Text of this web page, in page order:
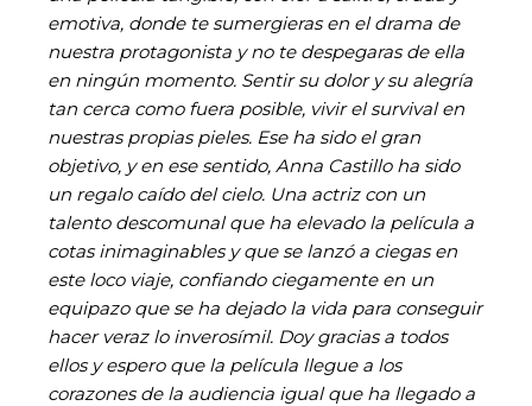
emotiva, donde te sumergieras en el drama de
nuestra protagonista y no te despegaras de ella
en ningún momento. Sentir su dolor y su alegría
tan cerca como fuera posible, vivir el survival en
nuestras propias pieles. Ese ha sido el gran
objetivo, y en ese sentido, Anna Castillo ha sido
un regalo caído del cielo. Una actriz con un
talento descomunal que ha elevado la película a
cotas inimaginables y que se lanzó a ciegas en
este loco viaje, confiando ciegamente en un
equipazo que se ha dejado la vida para conseguir
hacer veraz lo inverosímil. Doy gracias a todos
ellos y espero que la película llegue a los
corazones de la audiencia igual que ha llegado a